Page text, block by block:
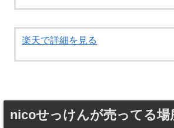
楽天で詳細を見る
nicoせっけんが売ってる場